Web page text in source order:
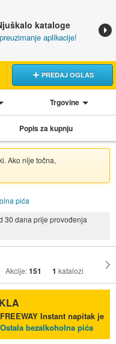
kataloge
aplikacije!
PREDAJ OGLAS
Trgovine
Popis za kupnju
Ako nije točna,
pića
30 dana prije provođenja
Akcije:151 1 katalozi
Instant napitak je
bezalkoholna pića